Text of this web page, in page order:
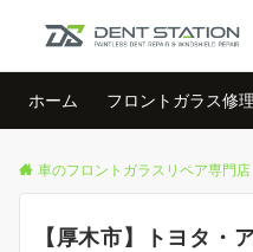
ホーム フロントガラス修理
車のフロントガラスリペア専門店
【厚木市】トヨタ